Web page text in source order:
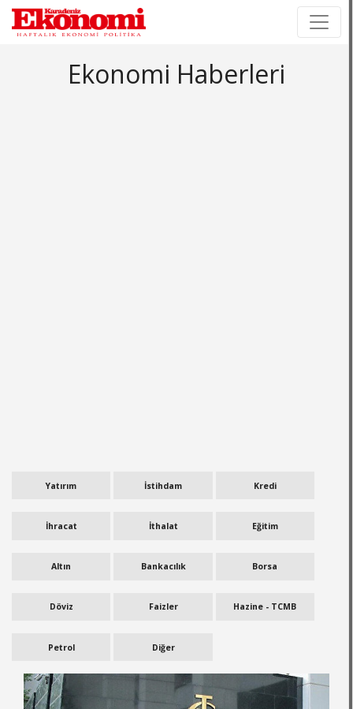
Ekonomi Haberleri
Yatırım İstihdam Kredi
İhracat İthalat Eğitim
Altın Bankacılık Borsa
Döviz Faizler Hazine - TCMB
Petrol Diğer
×
×